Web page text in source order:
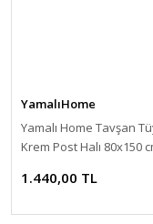
YamalıHome
Yamalı Home Tavşan
Krem Post Halı 80x150
1.440,00 TL